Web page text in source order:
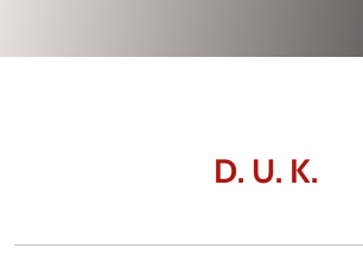
D. U. K.